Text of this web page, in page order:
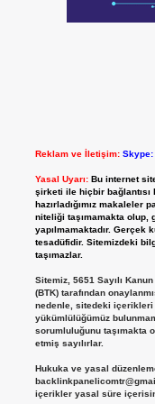
Reklam ve İletişim: Skype:
Yasal Uyarı: Bu internet
şirketi ile hiçbir bağlantısı
hazırladığımız makaleler
niteliği taşımamakta olup,
yapılmamaktadır.
tesadüfidir. Sitemizdeki
taşımazlar.
Sitemiz, 5651 Sayılı
(BTK) tarafından
nedenle, sitedeki içerikleri
yükümlülüğümüz
sorumluluğunu taşımakta
etmiş sayılırlar.
Hukuka ve yasal
içerikler yasal süre